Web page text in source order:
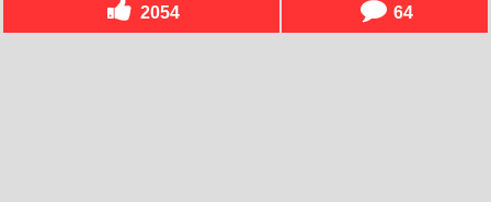
2054 64